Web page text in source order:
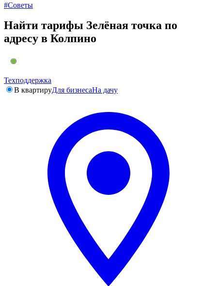
#Советы
Найти тарифы Зелёная точка по
адресу в Колпино
Техподдержка
В квартируДля бизнесаНа дачу